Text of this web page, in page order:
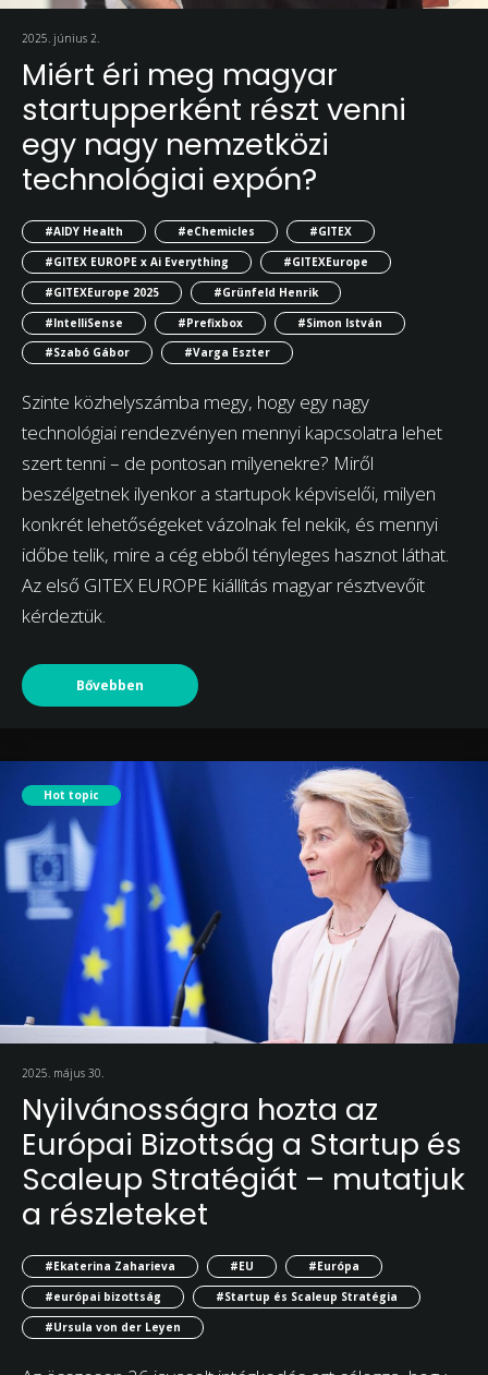
2025. június 2.
Miért éri meg magyar
startupperként részt venni
egy nagy nemzetközi
technológiai expón?
#AIDY Health #eChemicles
#GITEX
#GITEX EUROPE x Ai Everything
#GITEXEurope
#GITEXEurope 2025
#Grünfeld Henrik
#IntelliSense
#Prefixbox
#Simon István
#Szabó Gábor
#Varga Eszter
Szinte közhelyszámba megy, hogy egy nagy
technológiai rendezvényen mennyi kapcsolatra lehet
szert tenni – de pontosan milyenekre? Miről
beszélgetnek ilyenkor a startupok képviselői, milyen
konkrét lehetőségeket vázolnak fel nekik, és mennyi
időbe telik, mire a cég ebből tényleges hasznot láthat.
Az első GITEX EUROPE kiállítás magyar résztvevőit
kérdeztük.
Bővebben
Hot topic
2025. május 30.
Nyilvánosságra hozta az
Európai Bizottság a Startup és
Scaleup Stratégiát – mutatjuk
a részleteket
#Ekaterina Zaharieva #EU
#Európa
#európai bizottság
#Startup és Scaleup Stratégia
#Ursula von der Leyen